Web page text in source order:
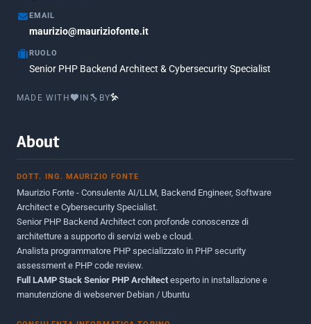
Marzo 2017
Luglio 2016
Febbraio 2016
Giugno 2012
Maggio 2011
Dicembre 2010
Ottobre 2010
Maggio 2010
EMAIL
maurizio@mauriziofonte.it
RUOLO
Senior PHP Backend Architect & Cybersecurity Specialist
MADE WITH IN BY
About
DOTT. ING. MAURIZIO FONTE
Maurizio Fonte - Consulente AI/LLM, Backend Engineer, Software
Architect e Cybersecurity Specialist.
Senior PHP Backend Architect con profonde conoscenze di
architetture a supporto di servizi web e cloud.
Analista programmatore PHP specializzato in PHP security
assessment e PHP code review.
Full LAMP Stack Senior PHP Architect esperto in installazione e
manutenzione di webserver Debian / Ubuntu